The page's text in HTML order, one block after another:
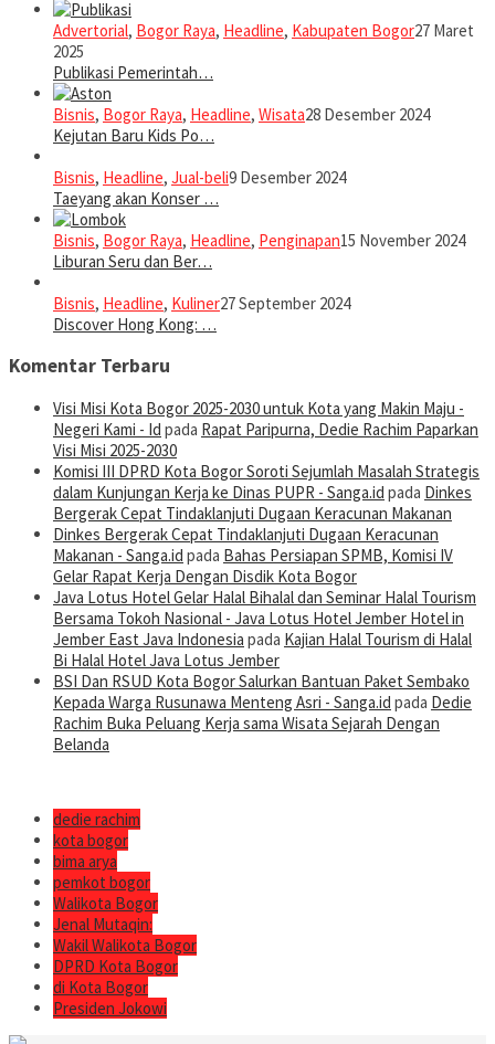
Advertorial, Bogor Raya, Headline, Kabupaten Bogor27 Maret
2025
Publikasi Pemerintah…
Bisnis, Bogor Raya, Headline, Wisata28 Desember 2024
Kejutan Baru Kids Po…
Bisnis, Headline, Jual-beli9 Desember 2024
Taeyang akan Konser …
Bisnis, Bogor Raya, Headline, Penginapan15 November 2024
Liburan Seru dan Ber…
Bisnis, Headline, Kuliner27 September 2024
Discover Hong Kong: …
Komentar Terbaru
Visi Misi Kota Bogor 2025-2030 untuk Kota yang Makin Maju -
Negeri Kami - Id pada Rapat Paripurna, Dedie Rachim Paparkan
Visi Misi 2025-2030
Komisi III DPRD Kota Bogor Soroti Sejumlah Masalah Strategis
dalam Kunjungan Kerja ke Dinas PUPR - Sanga.id pada Dinkes
Bergerak Cepat Tindaklanjuti Dugaan Keracunan Makanan
Dinkes Bergerak Cepat Tindaklanjuti Dugaan Keracunan
Makanan - Sanga.id pada Bahas Persiapan SPMB, Komisi IV
Gelar Rapat Kerja Dengan Disdik Kota Bogor
Java Lotus Hotel Gelar Halal Bihalal dan Seminar Halal Tourism
Bersama Tokoh Nasional - Java Lotus Hotel Jember Hotel in
Jember East Java Indonesia pada Kajian Halal Tourism di Halal
Bi Halal Hotel Java Lotus Jember
BSI Dan RSUD Kota Bogor Salurkan Bantuan Paket Sembako
Kepada Warga Rusunawa Menteng Asri - Sanga.id pada Dedie
Rachim Buka Peluang Kerja sama Wisata Sejarah Dengan
Belanda
dedie rachim
kota bogor
bima arya
pemkot bogor
Walikota Bogor
Jenal Mutaqin:
Wakil Walikota Bogor
DPRD Kota Bogor
di Kota Bogor
Presiden Jokowi